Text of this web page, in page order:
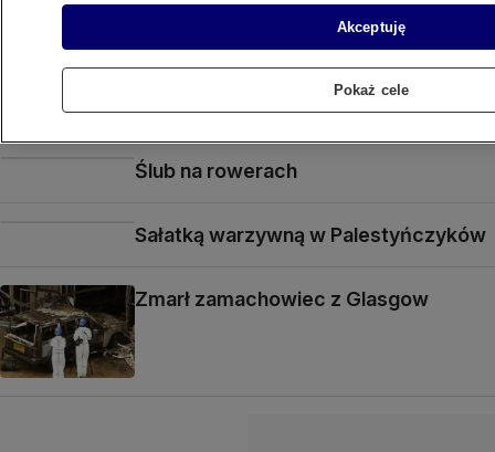
Mogą bezkarnie torturować
przekupnych urzędników
Ślub na rowerach
Sałatką warzywną w Palestyńczyków
Zmarł zamachowiec z Glasgow
Akceptuję
Pokaż cele